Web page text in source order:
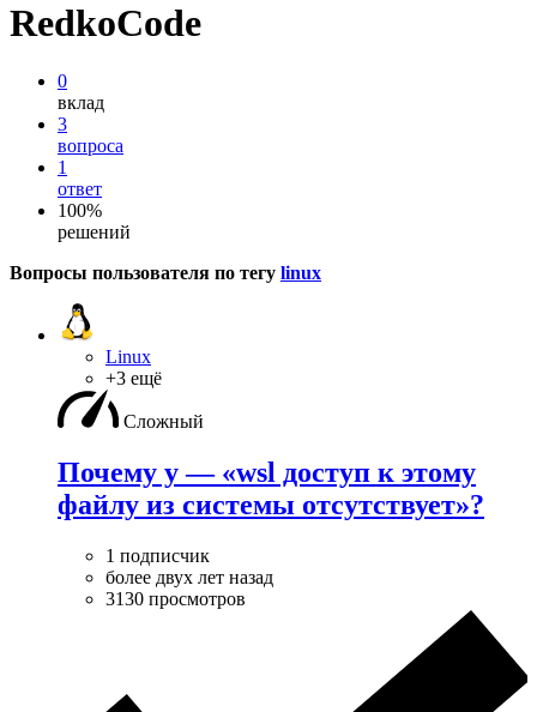
RedkoCode
0
вклад
3
вопроса
1
ответ
100%
решений
Вопросы пользователя по тегу linux
Linux
+3 ещё
Сложный
Почему у — «wsl доступ к этому
файлу из системы отсутствует»?
1 подписчик
более двух лет назад
3130 просмотров